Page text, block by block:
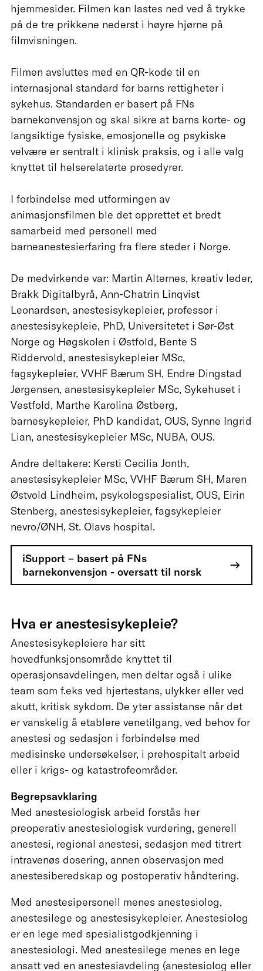
hjemmesider. Filmen kan lastes ned ved å trykke
på de tre prikkene nederst i høyre hjørne på
filmvisningen.
Filmen avsluttes med en QR-kode til en
internasjonal standard for barns rettigheter i
sykehus. Standarden er basert på FNs
barnekonvensjon og skal sikre at barns korte- og
langsiktige fysiske, emosjonelle og psykiske
velvære er sentralt i klinisk praksis, og i alle valg
knyttet til helserelaterte prosedyrer.
I forbindelse med utformingen av
animasjonsfilmen ble det opprettet et bredt
samarbeid med personell med
barneanestesierfaring fra flere steder i Norge.
De medvirkende var: Martin Alternes, kreativ leder,
Brakk Digitalbyrå, Ann-Chatrin Linqvist
Leonardsen, anestesisykepleier, professor i
anestesisykepleie, PhD, Universitetet i Sør-Øst
Norge og Høgskolen i Østfold, Bente S
Riddervold, anestesisykepleier MSc,
fagsykepleier, VVHF Bærum SH, Endre Dingstad
Jørgensen, anestesisykepleier MSc, Sykehuset i
Vestfold, Marthe Karolina Østberg,
barnesykepleier, PhD kandidat, OUS, Synne Ingrid
Lian, anestesisykepleier MSc, NUBA, OUS.
Andre deltakere: Kersti Cecilia Jonth,
anestesisykepleier MSc, VVHF Bærum SH, Maren
Østvold Lindheim, psykologspesialist, OUS, Eirin
Stenberg, anestesisykepleier, fagsykepleier
nevro/ØNH, St. Olavs hospital.
iSupport – basert på FNs
barnekonvensjon - oversatt til norsk
Hva er anestesisykepleie?
Anestesisykepleiere har sitt
hovedfunksjonsområde knyttet til
operasjonsavdelingen, men deltar også i ulike
team som f.eks ved hjertestans, ulykker eller ved
akutt, kritisk sykdom. De yter assistanse når det
er vanskelig å etablere venetilgang, ved behov for
anestesi og sedasjon i forbindelse med
medisinske undersøkelser, i prehospitalt arbeid
eller i krigs- og katastrofeområder.
Begrepsavklaring
Med anestesiologisk arbeid forstås her
preoperativ anestesiologisk vurdering, generell
anestesi, regional anestesi, sedasjon med titrert
intravenøs dosering, annen observasjon med
anestesiberedskap og postoperativ håndtering.
Med anestesipersonell menes anestesiolog,
anestesilege og anestesisykepleier. Anestesiolog
er en lege med spesialistgodkjenning i
anestesiologi. Med anestesilege menes en lege
ansatt ved en anestesiavdeling (anestesiolog eller